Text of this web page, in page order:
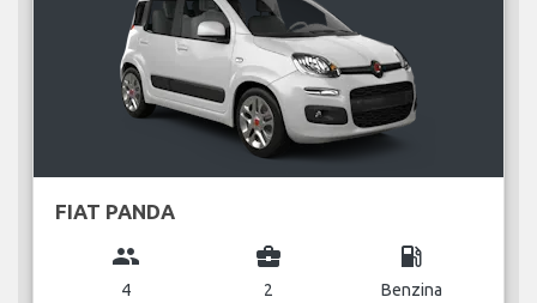
FIAT PANDA
group
4
business_center
2
local_gas_station
Benzina